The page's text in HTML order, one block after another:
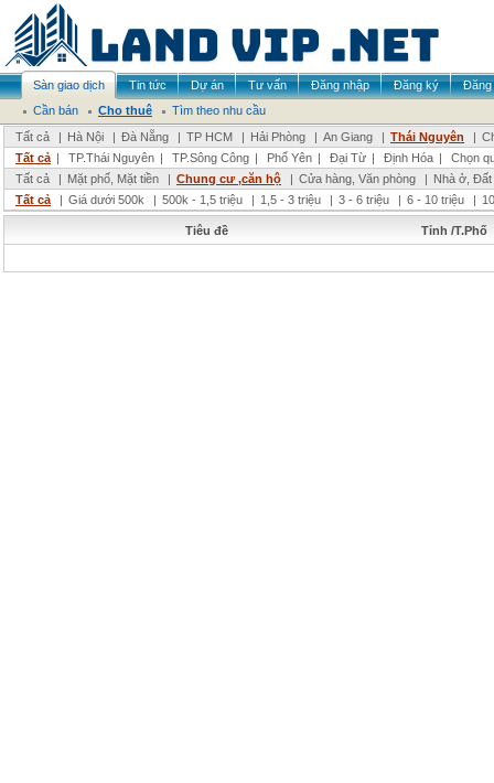
Sàn giao dịch Tin tức Dự án Tư vấn Đăng nhập Đăng ký
Đăng
Cần bán
Cho thuê
Tìm theo nhu cầu
Tất cả
| Hà Nội | Đà Nẵng | TP HCM | Hải Phòng | An Giang | Thái Nguyên |
Tất cả | TP.Thái Nguyên | TP.Sông Công | Phổ Yên | Đại Từ | Định Hóa |
Chọn
Tất cả
| Mặt phố, Mặt tiền | Chung cư ,căn hộ | Cửa hàng, Văn phòng | Nhà ở,
Tất cả
| Giá dưới 500k | 500k - 1,5 triệu | 1,5 - 3 triệu | 3 - 6 triệu | 6 - 10 triệu |
Tiêu đề Tỉnh /T.Phố